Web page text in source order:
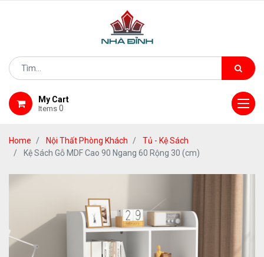
My Cart
Items 0
Home Nội Thất Phòng Khách
Tủ - Kệ Sách
Kệ Sách Gỗ MDF Cao 90 Ngang 60 Rộng 30 (cm)